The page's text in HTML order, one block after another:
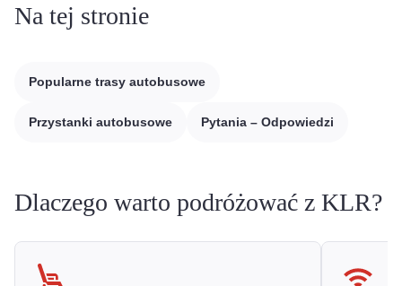
Na tej stronie
Popularne trasy autobusowe
Przystanki autobusowe Pytania – Odpowiedzi
Dlaczego warto podróżować z KLR?